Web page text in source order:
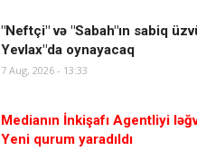
"Neftçi" və "Sabah"ın sabiq
Yevlax"da oynayacaq
7 Aug, 2026 - 13:33
Medianın İnkişafı Agentliyi
Yeni qurum yaradıldı